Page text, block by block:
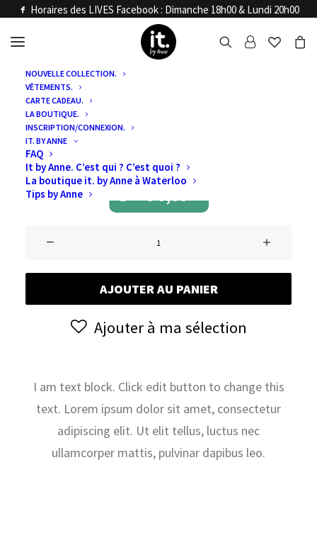
Horaires des LIVES Facebook : Dimanche 18h00 & Lundi 20h00
NOUVELLE COLLECTION.
VÊTEMENTS.
CARTE CADEAU.
LA BOUTIQUE.
INSCRIPTION/CONNEXION.
IT. BY ANNE
FAQ
It by Anne. C’est qui ? C’est quoi ?
La boutique it. by Anne à Waterloo
Tips by Anne
Accueil Articles LIVE
LIVE 20 ET 21
AVRIL
€0,00
LIVE
20
et
21
AJOUTER AU PANIER
Ajouter à ma sélection
I am text block. Click edit button to change this
text. Lorem ipsum dolor sit amet, consectetur
adipiscing elit. Ut elit tellus, luctus nec
ullamcorper mattis, pulvinar dapibus leo.